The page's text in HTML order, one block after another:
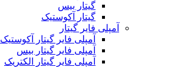
گیتار بیس
گیتار آکوستیک
آمپلی فایر گیتار
آمپلی فایر گیتار آکوستیک
آمپلی فایر گیتار بیس
آمپلی فایر گیتار الکتریک